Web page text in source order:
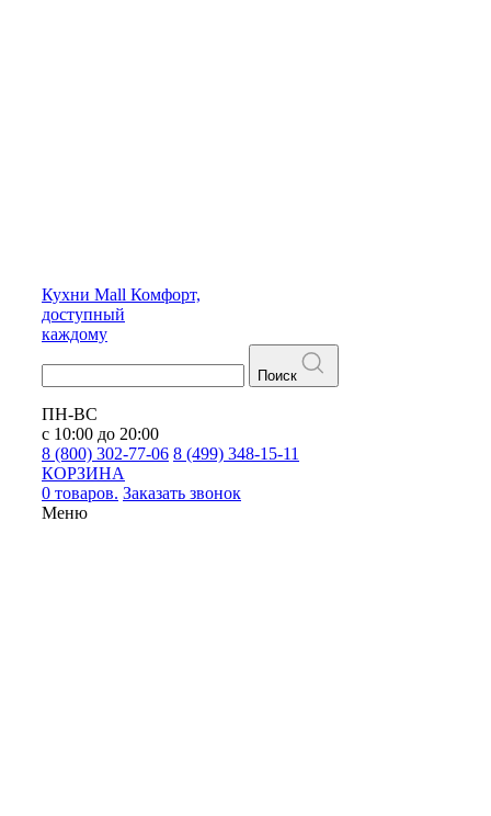
Кухни Mall Комфорт,
доступный
каждому
Поиск
ПН-ВС
с 10:00 до 20:00
8 (800) 302-77-06 8 (499) 348-15-11
КОРЗИНА
0 товаров. Заказать звонок
Меню